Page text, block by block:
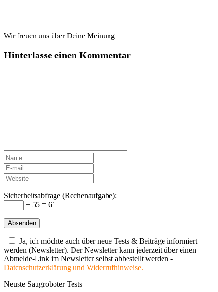
Wir freuen uns über Deine Meinung
Hinterlasse einen Kommentar
Sicherheitsabfrage (Rechenaufgabe):
+ 55 = 61
Ja, ich möchte auch über neue Tests & Beiträge informiert
werden (Newsletter). Der Newsletter kann jederzeit über einen
Abmelde-Link im Newsletter selbst abbestellt werden -
Datenschutzerklärung und Widerrufhinweise.
Neuste Saugroboter Tests